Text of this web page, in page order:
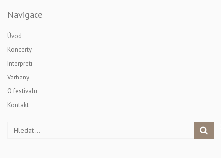
Navigace
Úvod
Koncerty
Interpreti
Varhany
O festivalu
Kontakt